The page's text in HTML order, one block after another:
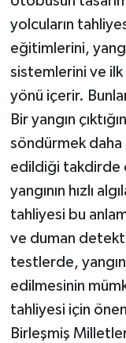
yolcuların
eğitimlerini,
sistemlerini ve
yönü içerir.
Bir yangın
söndürmek daha
edildiği takdirde
yangının hızlı
tahliyesi bu
ve duman
testlerde,
edilmesinin
tahliyesi için
Birleşmiş